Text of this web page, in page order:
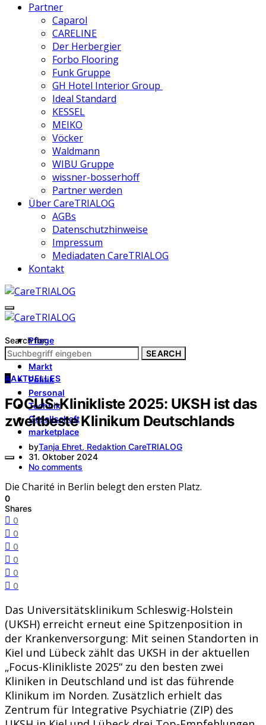
Partner
Caparol
CARELINE
Der Herbergier
Forbo Flooring
Funk Gruppe
GH Hotel Interior Group
Ideal Standard
KESSEL
MEIKO
Vöcker
Waldmann
WIBU Gruppe
wissner-bosserhoff
Partner werden
Über CareTRIALOG
AGBs
Datenschutzhinweise
Impressum
Mediadaten CareTRIALOG
Kontakt
Pflege
Architektur
Markt
Politik
Personal
Technik
Gesellschaft
marketplace
Search for:
SEARCH
AAKTUELLES
FOCUS-Klinikliste 2025: UKSH ist das
zweitbeste Klinikum Deutschlands
byTanja Ehret, Redaktion CareTRIALOG
31. Oktober 2024
No comments
Die Charité in Berlin belegt den ersten Platz.
0
Shares
0
0
0
0
0
0
Das Universitätsklinikum Schleswig-Holstein
(UKSH) erreicht erneut eine Spitzenposition in
der Krankenversorgung: Mit seinen Standorten in
Kiel und Lübeck zählt das UKSH in der aktuellen
„Focus-Klinikliste 2025“ zu den besten zwei
Kliniken in Deutschland und ist das führende
Klinikum im Norden. Zusätzlich erhielt das
Zentrum für Integrative Psychiatrie (ZIP) des